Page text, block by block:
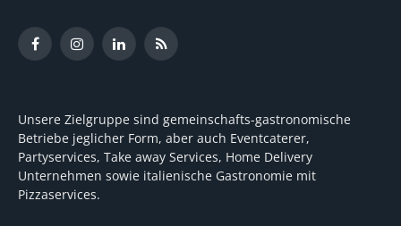
FacebookInstagramLinkedInRSS
Unsere Zielgruppe sind gemeinschafts-gastronomische
Betriebe jeglicher Form, aber auch Eventcaterer,
Partyservices, Take away Services, Home Delivery
Unternehmen sowie italienische Gastronomie mit
Pizzaservices.